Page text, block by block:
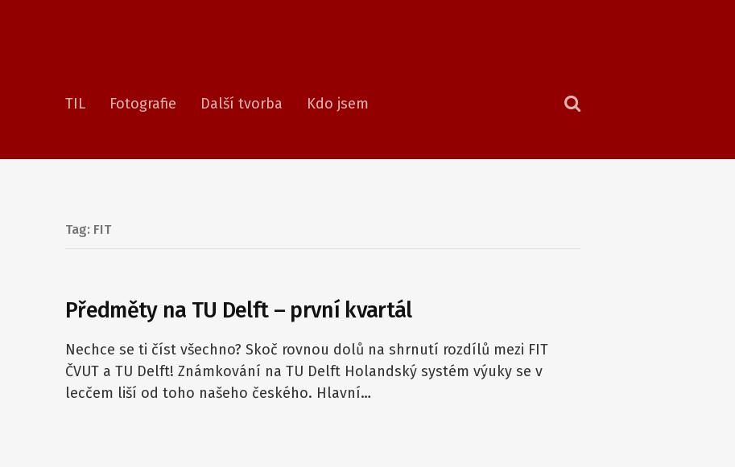
TIL Fotografie Další tvorba Kdo jsem
Tag: FIT
Předměty na TU Delft – první kvartál
Nechce se ti číst všechno? Skoč rovnou dolů na shrnutí rozdílů mezi FIT
ČVUT a TU Delft! Známkování na TU Delft Holandský systém výuky se v
lecčem liší od toho našeho českého. Hlavní…